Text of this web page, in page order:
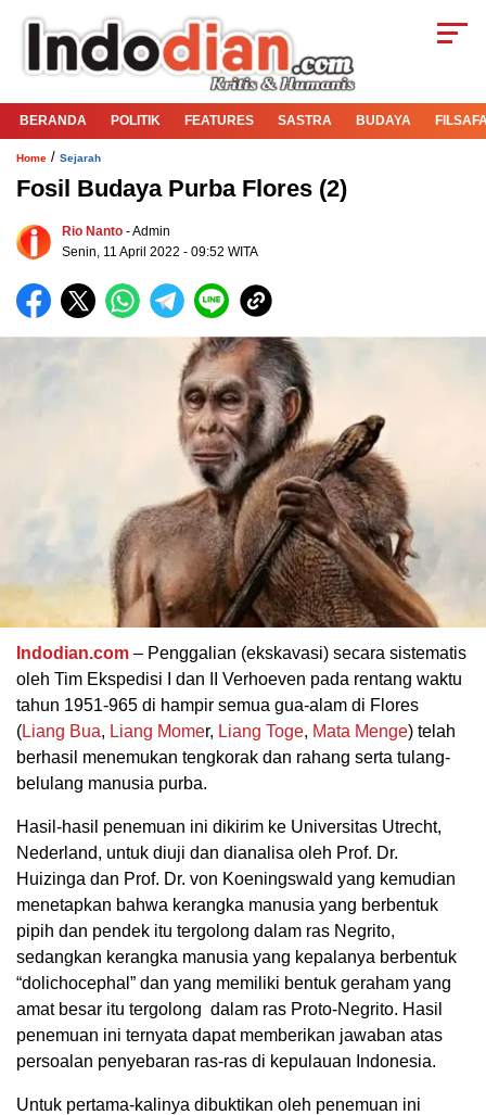
BERANDA POLITIK FEATURES SASTRA BUDAYA
Home / Sejarah
Fosil Budaya Purba Flores (2)
Rio Nanto - Admin
Senin, 11 April 2022 - 09:52 WITA
Indodian.com – Penggalian (ekskavasi) secara sistematis
oleh Tim Ekspedisi I dan II Verhoeven pada rentang waktu
tahun 1951-965 di hampir semua gua-alam di Flores
(Liang Bua, Liang Momer, Liang Toge, Mata Menge) telah
berhasil menemukan tengkorak dan rahang serta tulang-
belulang manusia purba.
Hasil-hasil penemuan ini dikirim ke Universitas Utrecht,
Nederland, untuk diuji dan dianalisa oleh Prof. Dr.
Huizinga dan Prof. Dr. von Koeningswald yang kemudian
menetapkan bahwa kerangka manusia yang berbentuk
pipih dan pendek itu tergolong dalam ras Negrito,
sedangkan kerangka manusia yang kepalanya berbentuk
“dolichocephal” dan yang memiliki bentuk geraham yang
amat besar itu tergolong dalam ras Proto-Negrito. Hasil
penemuan ini ternyata dapat memberikan jawaban atas
persoalan penyebaran ras-ras di kepulauan Indonesia.
Untuk pertama-kalinya dibuktikan oleh penemuan ini